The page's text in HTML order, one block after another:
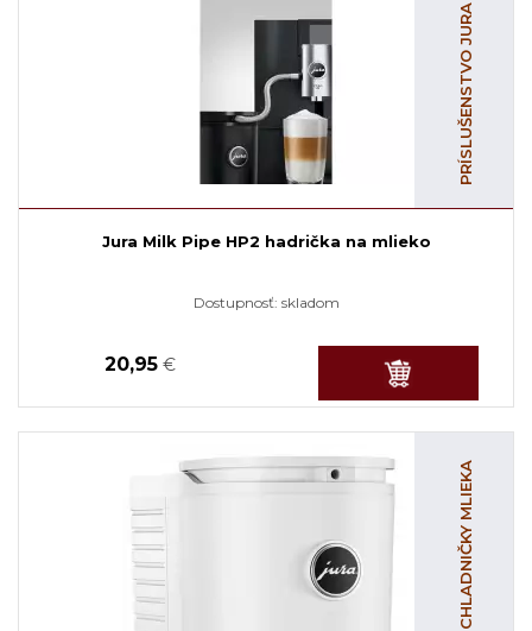
PRÍSLUŠENSTVO JURA
Jura Milk Pipe HP2 hadrička na mlieko
Dostupnosť: skladom
20,95 €
CHLADNIČKY MLIEKA